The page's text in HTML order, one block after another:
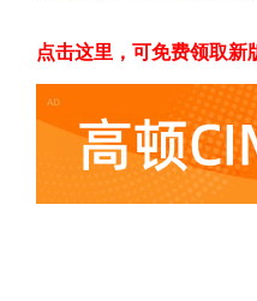
点击这里，可免费领取